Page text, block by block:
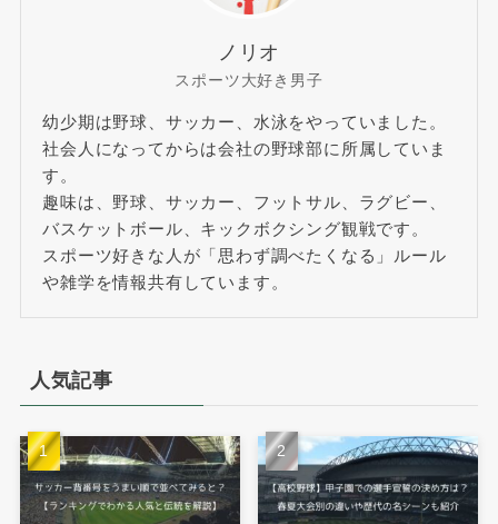
ノリオ
スポーツ大好き男子
幼少期は野球、サッカー、水泳をやっていました。
社会人になってからは会社の野球部に所属していま
す。
趣味は、野球、サッカー、フットサル、ラグビー、
バスケットボール、キックボクシング観戦です。
スポーツ好きな人が「思わず調べたくなる」ルール
や雑学を情報共有しています。
人気記事